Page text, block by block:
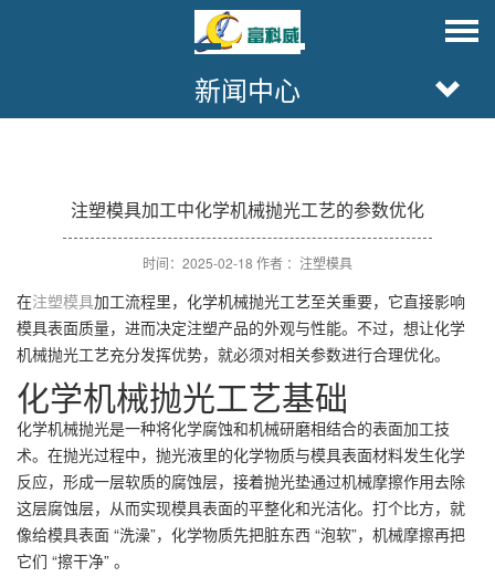
新闻中心
注塑模具加工中化学机械抛光工艺的参数优化
时间：2025-02-18 作者 ：注塑模具
在注塑模具加工流程里，化学机械抛光工艺至关重要，它直接影响
模具表面质量，进而决定注塑产品的外观与性能。不过，想让化学
机械抛光工艺充分发挥优势，就必须对相关参数进行合理优化。
化学机械抛光工艺基础
化学机械抛光是一种将化学腐蚀和机械研磨相结合的表面加工技
术。在抛光过程中，抛光液里的化学物质与模具表面材料发生化学
反应，形成一层软质的腐蚀层，接着抛光垫通过机械摩擦作用去除
这层腐蚀层，从而实现模具表面的平整化和光洁化。打个比方，就
像给模具表面 “洗澡”，化学物质先把脏东西 “泡软”，机械摩擦再把
它们 “擦干净” 。